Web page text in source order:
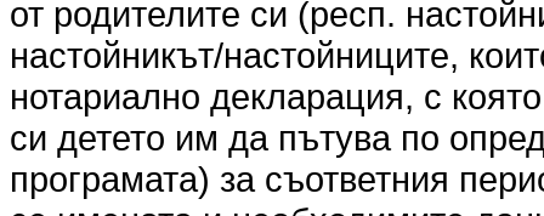
от родителите си (респ.
настойникът/настойниците,
нотариално декларация, с
си детето им да пътува по
програмата) за съответния